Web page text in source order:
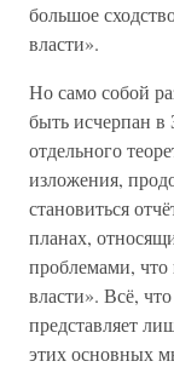
большое
власти».
Но само собой
быть исчерпан в
отдельного
изложения,
становиться
планах,
проблемами, что
власти». Всё,
представляет
этих основных